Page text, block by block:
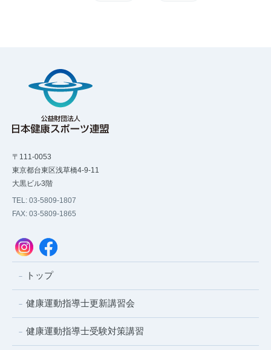
〒111-0053
東京都台東区浅草橋4-9-11
大黒ビル3階
TEL: 03-5809-1807
FAX: 03-5809-1865
トップ
健康運動指導士更新講習会
健康運動指導士受験対策講習